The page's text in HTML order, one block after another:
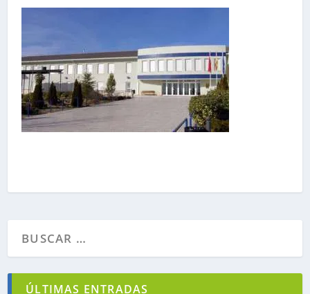
ÚLTIMAS ENTRADAS